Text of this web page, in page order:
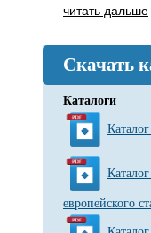
читать дальше
Скачать
Каталоги
европейского